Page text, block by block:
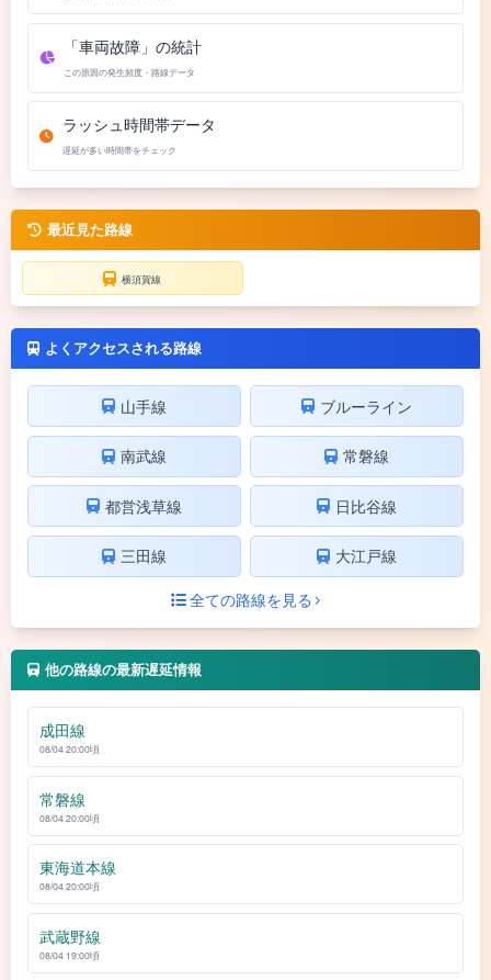
「車両故障」の統計
この原因の発生頻度・路線データ
ラッシュ時間帯データ
遅延が多い時間帯をチェック
最近見た路線
横須賀線
よくアクセスされる路線
山手線 ブルーライン
南武線 常磐線
都営浅草線 日比谷線
三田線
大江戸線
全ての路線を見る
他の路線の最新遅延情報
成田線
08/04 20:00頃
常磐線
08/04 20:00頃
東海道本線
08/04 20:00頃
武蔵野線
08/04 19:00頃